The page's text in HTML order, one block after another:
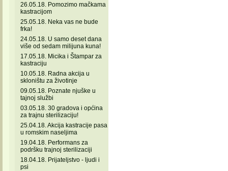
26.05.18. Pomozimo mačkama
kastracijom
25.05.18. Neka vas ne bude
frka!
24.05.18. U samo deset dana
više od sedam milijuna kuna!
17.05.18. Micika i Štampar za
kastraciju
10.05.18. Radna akcija u
skloništu za životinje
09.05.18. Poznate njuške u
tajnoj službi
03.05.18. 30 gradova i općina
za trajnu sterilizaciju!
25.04.18. Akcija kastracije pasa
u romskim naseljima
19.04.18. Performans za
podršku trajnoj sterilizaciji
18.04.18. Prijateljstvo - ljudi i
psi